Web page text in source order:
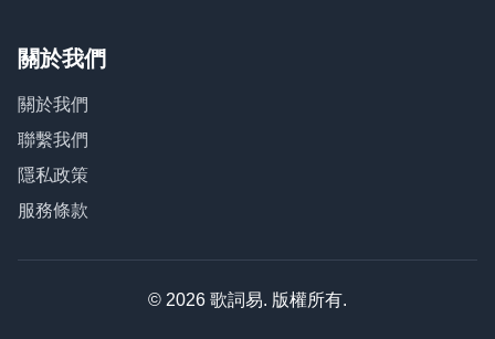
關於我們
關於我們
聯繫我們
隱私政策
服務條款
© 2026 歌詞易. 版權所有.